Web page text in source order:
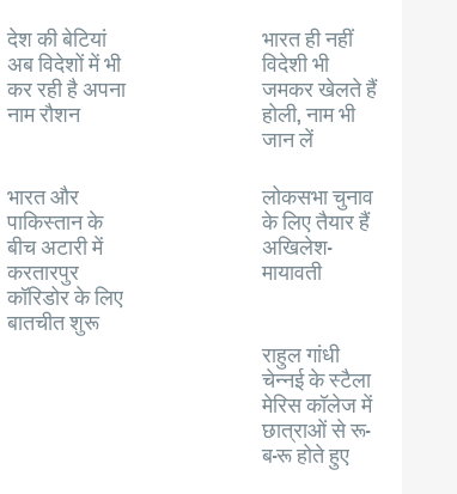
देश की बेटियां
अब विदेशों में भी
कर रही है अपना
नाम रौशन
भारत ही नहीं
विदेशी भी
जमकर खेलते हैं
होली, नाम भी
जान लें
भारत और
पाकिस्तान के
बीच अटारी में
करतारपुर
कॉरिडोर के लिए
बातचीत शुरू
लोकसभा चुनाव
के लिए तैयार हैं
अखिलेश-
मायावती
राहुल गांधी
चेन्नई के स्टैला
मेरिस कॉलेज में
छात्राओं से रू-
ब-रू होते हुए